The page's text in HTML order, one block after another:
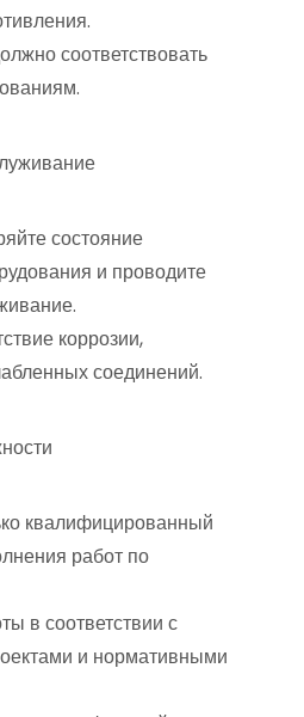
соответствовать
состояние
и проводите
коррозии,
соединений.
квалифицированный
работ по
в соответствии с
и нормативными